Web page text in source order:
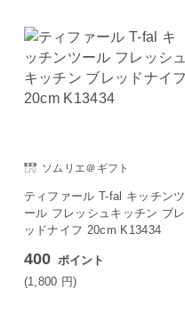
ソムリエ＠ギフト
ティファール T-fal キッチンツ
ール フレッシュキッチン ブレ
ッドナイフ 20cm K13434
400 ポイント
(1,800 円)